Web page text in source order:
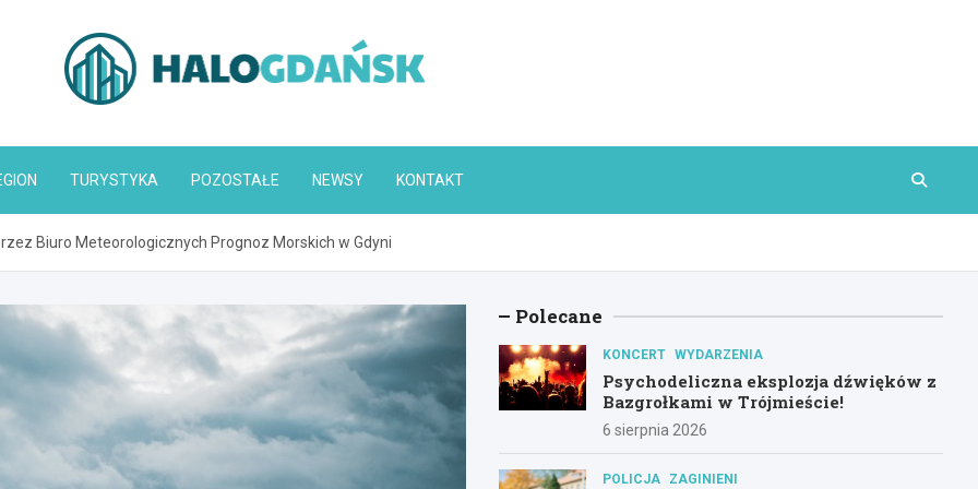
HaloGdańsk.pl
TURYSTYKA POZOSTAŁE NEWSY KONTAKT
Biuro Meteorologicznych Prognoz Morskich w Gdyni
Polecane
KONCERT WYDARZENIA
Psychodeliczna eksplozja dźwięków z
Bazgrołkami w Trójmieście!
6 sierpnia 2026
POLICJA ZAGINIENI